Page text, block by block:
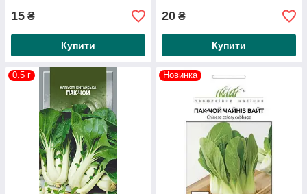
15 ₴
Купити
20 ₴
Купити
0.5 г Новинка